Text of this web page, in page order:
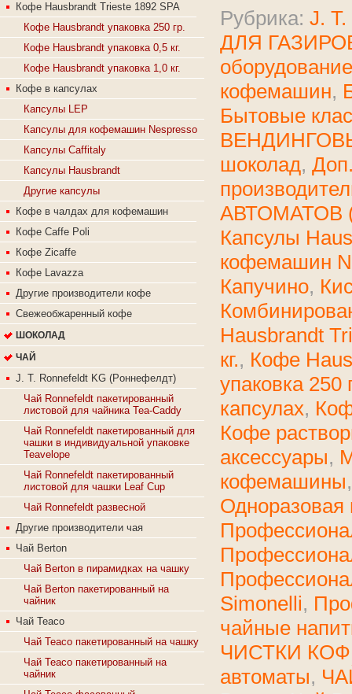
Кофе Hausbrandt Trieste 1892 SPA
Кофе Hausbrandt упаковка 250 гр.
Кофе Hausbrandt упаковка 0,5 кг.
Кофе Hausbrandt упаковка 1,0 кг.
Кофе в капсулах
Капсулы LEP
Капсулы для кофемашин Nespresso
Капсулы Caffitaly
Капсулы Hausbrandt
Другие капсулы
Кофе в чалдах для кофемашин
Кофе Caffe Poli
Кофе Zicaffe
Кофе Lavazza
Другие производители кофе
Свежеобжаренный кофе
ШОКОЛАД
ЧАЙ
J. T. Ronnefeldt KG (Рoннeфeлдт)
Чай Ronnefeldt пакетированный
листовой для чайника Tea-Caddy
Чай Ronnefeldt пакетированный для
чашки в индивидуальной упаковке
Teavelope
Чай Ronnefeldt пакетированный
листовой для чашки Leaf Cup
Чай Ronnefeldt развесной
Другие производители чая
Чай Berton
Чай Berton в пирамидках на чашку
Чай Berton пакетированный на
чайник
Чай Teaco
Чай Teaco пакетированный на чашку
Чай Teaco пакетированный на
чайник
Рубрика: J.
ДЛЯ
оборудование
кофемашин,
Бытовые
шоколад,
АВТОМАТОВ
Капсулы
кофемашин
Капучино,
Hausbrandt
кг., Кофе
упаковка 250
капсулах,
Кофе
аксессуары,
кофемашины
Одноразовая
Simonelli,
чайные
ЧИСТКИ
автоматы,